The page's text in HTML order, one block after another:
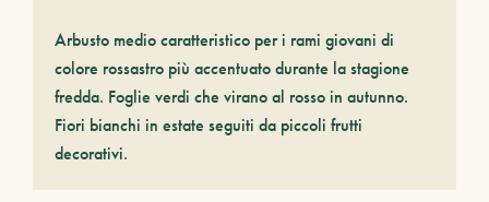
Arbusto medio caratteristico per i rami giovani di
colore rossastro più accentuato durante la stagione
fredda. Foglie verdi che virano al rosso in autunno.
Fiori bianchi in estate seguiti da piccoli frutti
decorativi.